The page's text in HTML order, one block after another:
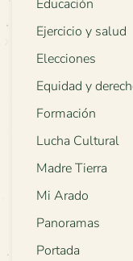
Educación
Ejercicio y salud
Elecciones
Equidad y
Formación
Lucha Cultural
Madre Tierra
Mi Arado
Panoramas
Portada